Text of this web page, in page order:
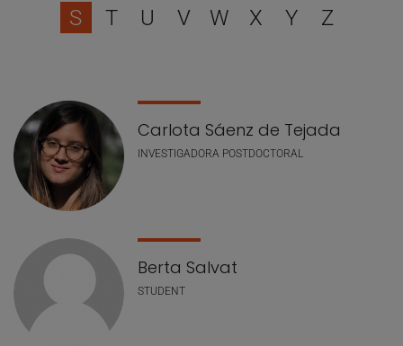
S
T U V W X Y Z
Lista de personal
Carlota Sáenz de Tejada
INVESTIGADORA POSTDOCTORAL
Berta Salvat
STUDENT